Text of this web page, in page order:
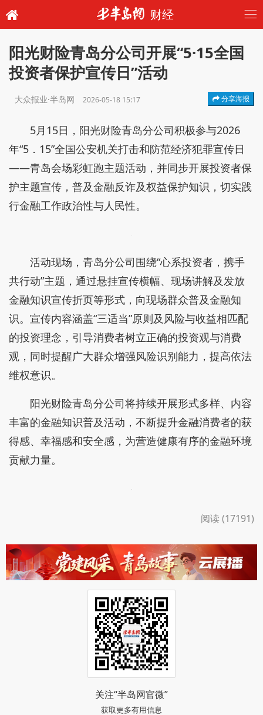
财经
阳光财险青岛分公司开展“5·15全国
投资者保护宣传日”活动
大众报业·半岛网 2026-05-18 15:17 分享海报
5月15日，阳光财险青岛分公司积极参与2026
年“5．15”全国公安机关打击和防范经济犯罪宣传日
——青岛会场彩虹跑主题活动，并同步开展投资者保
护主题宣传，普及金融反诈及权益保护知识，切实践
行金融工作政治性与人民性。
活动现场，青岛分公司围绕“心系投资者，携手
共行动”主题，通过悬挂宣传横幅、现场讲解及发放
金融知识宣传折页等形式，向现场群众普及金融知
识。宣传内容涵盖“三适当”原则及风险与收益相匹配
的投资理念，引导消费者树立正确的投资观与消费
观，同时提醒广大群众增强风险识别能力，提高依法
维权意识。
阳光财险青岛分公司将持续开展形式多样、内容
丰富的金融知识普及活动，不断提升金融消费者的获
得感、幸福感和安全感，为营造健康有序的金融环境
贡献力量。